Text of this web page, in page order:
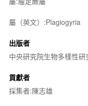
屬（英文）:Plagiogyria
出版者
中央研究院生物多樣性研
貢獻者
採集者:陳志雄